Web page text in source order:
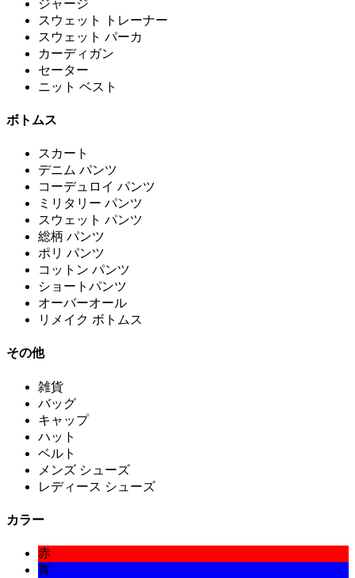
ジャージ
スウェット トレーナー
スウェット パーカ
カーディガン
セーター
ニット ベスト
ボトムス
スカート
デニム パンツ
コーデュロイ パンツ
ミリタリー パンツ
スウェット パンツ
総柄 パンツ
ポリ パンツ
コットン パンツ
ショートパンツ
オーバーオール
リメイク ボトムス
その他
雑貨
バッグ
キャップ
ハット
ベルト
メンズ シューズ
レディース シューズ
カラー
赤
青